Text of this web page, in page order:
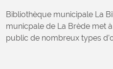
Bibliothèque municipale La
municpale de La Brède met
public de nombreux types